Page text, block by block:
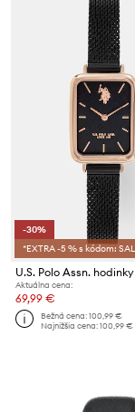
-30%
*EXTRA -5 % s kódom:
Aktuálna cena:
69,99 €
Bežná cena:100,99 €
Najnižšia cena:100,99 €